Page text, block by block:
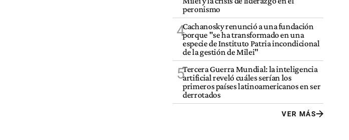
peronismo
4Cachanosky renunció a una fundación
porque "se ha transformado en una
especie de Instituto Patria incondicional
de la gestión de Milei"
5Tercera Guerra Mundial: la inteligencia
artificial reveló cuáles serían los
primeros países latinoamericanos en ser
derrotados
VER MÁS